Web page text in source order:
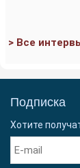
> Все
Подписка
Хотите